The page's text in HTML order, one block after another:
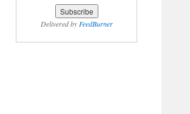
Delivered by FeedBurner